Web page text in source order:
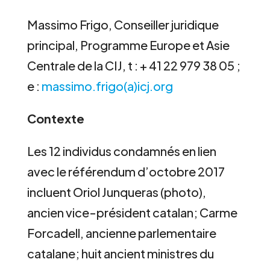
Massimo Frigo, Conseiller juridique
principal, Programme Europe et Asie
Centrale de la CIJ, t : + 41 22 979 38 05 ;
e : massimo.frigo(a)icj.org
Contexte
Les 12 individus condamnés en lien
avec le référendum d’octobre 2017
incluent Oriol Junqueras (photo),
ancien vice-président catalan; Carme
Forcadell, ancienne parlementaire
catalane; huit ancient ministres du